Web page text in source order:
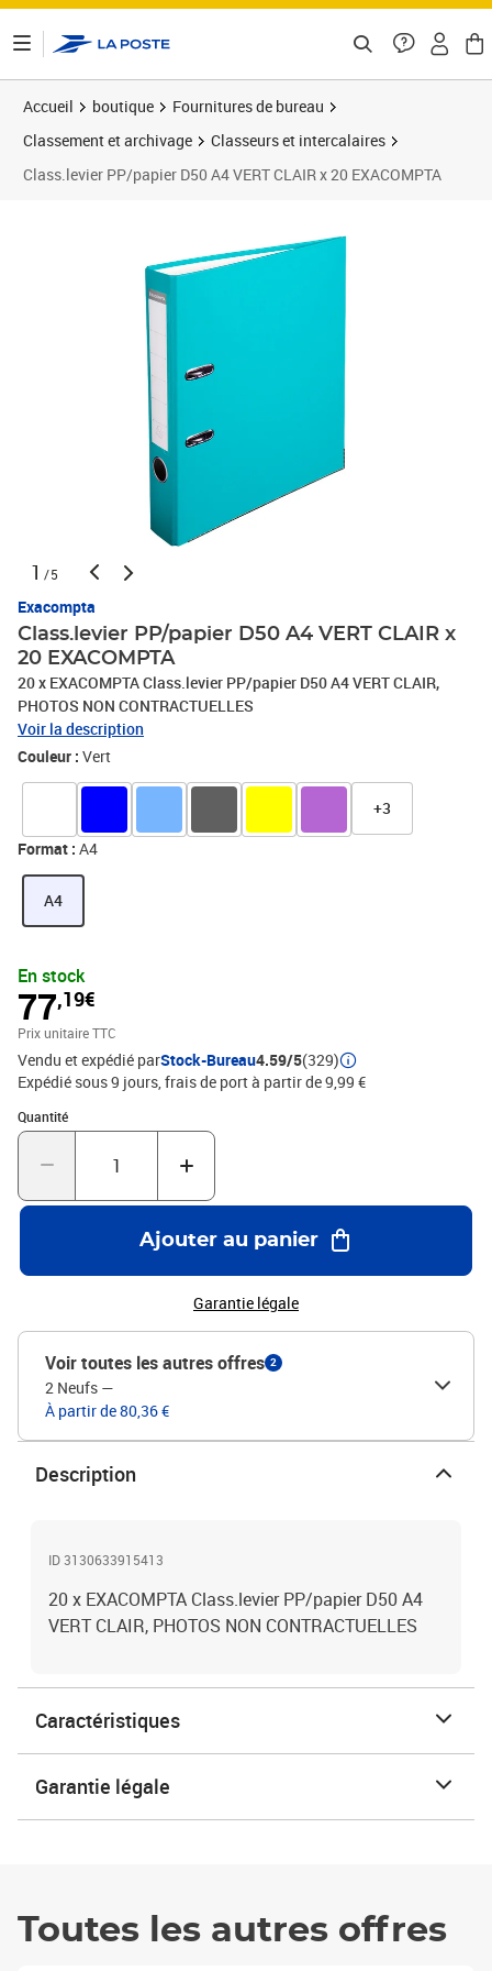
Accueil boutique
Fournitures de bureau
Classement et archivage
Classeurs et intercalaires
Class.levier PP/papier D50 A4 VERT CLAIR x 20 EXACOMPTA
1 /5
Exacompta
Class.levier PP/papier D50 A4 VERT CLAIR x
20 EXACOMPTA
20 x EXACOMPTA Class.levier PP/papier D50 A4 VERT CLAIR,
PHOTOS NON CONTRACTUELLES
Voir la description
Couleur : Vert
+3
Format : A4
A4
En stock
77,19€
Prix unitaire TTC
Vendu et expédié parStock-Bureau4.59/5(329)
Expédié sous 9 jours, frais de port à partir de 9,99 €
Quantité
Quantité : 1
Ajouter au panier
Garantie légale
Voir toutes les autres offres 2
2 Neufs —
À partir de 80,36 €
Description
ID 3130633915413
20 x EXACOMPTA Class.levier PP/papier D50 A4
VERT CLAIR, PHOTOS NON CONTRACTUELLES
Caractéristiques
Garantie légale
Toutes les autres offres